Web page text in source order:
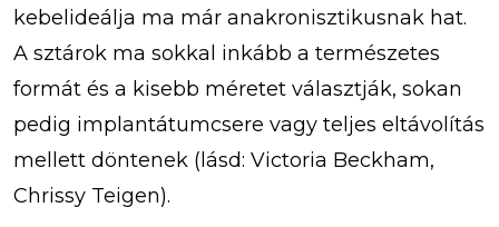
kebelideálja ma már anakronisztikusnak hat.
A sztárok ma sokkal inkább a természetes
formát és a kisebb méretet választják, sokan
pedig implantátumcsere vagy teljes eltávolítás
mellett döntenek (lásd: Victoria Beckham,
Chrissy Teigen).